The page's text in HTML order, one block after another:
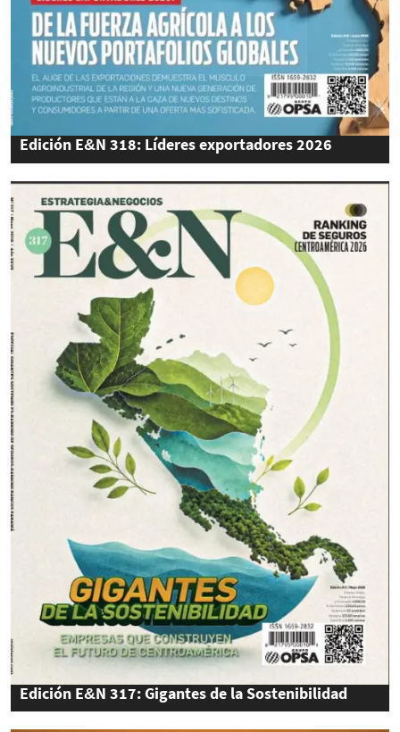
Edición E&N 318: Líderes exportadores 2026
Edición E&N 317: Gigantes de la Sostenibilidad